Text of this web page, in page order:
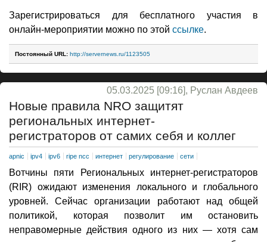
Зарегистрироваться для бесплатного участия в
онлайн-мероприятии можно по этой ссылке.
Постоянный URL: http://servernews.ru/1123505
05.03.2025 [09:16], Руслан Авдеев
Новые правила NRO защитят
региональных интернет-
регистраторов от самих себя и коллег
apnic ipv4 ipv6 ripe ncc интернет регулирование сети
Вотчины пяти Региональных интернет-регистраторов
(RIR) ожидают изменения локального и глобального
уровней. Сейчас организации работают над общей
политикой, которая позволит им остановить
неправомерные действия одного из них — хотя сам